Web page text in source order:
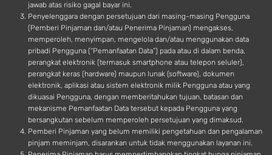
jawab atas risiko gagal bayar ini.
Penyelenggara dengan persetujuan dari masing-masing Pengguna
(Pemberi Pinjaman dan/atau Penerima Pinjaman) mengakses,
memperoleh, menyimpan, mengelola dan/atau menggunakan data
pribadi Pengguna (“Pemanfaatan Data”) pada atau di dalam benda,
perangkat elektronik (termasuk smartphone atau telepon seluler),
perangkat keras (hardware) maupun lunak (software), dokumen
elektronik, aplikasi atau sistem elektronik milik Pengguna atau yang
dikuasai Pengguna, dengan memberitahukan tujuan, batasan dan
mekanisme Pemanfaatan Data tersebut kepada Pengguna yang
bersangkutan sebelum memperoleh persetujuan yang dimaksud.
Pemberi Pinjaman yang belum memiliki pengetahuan dan pengalaman
pinjam meminjam, disarankan untuk tidak menggunakan layanan ini.